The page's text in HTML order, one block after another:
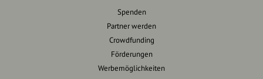
Spenden
Partner werden
Crowdfunding
Förderungen
Werbemöglichkeiten